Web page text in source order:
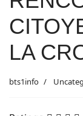
LA
bts1info